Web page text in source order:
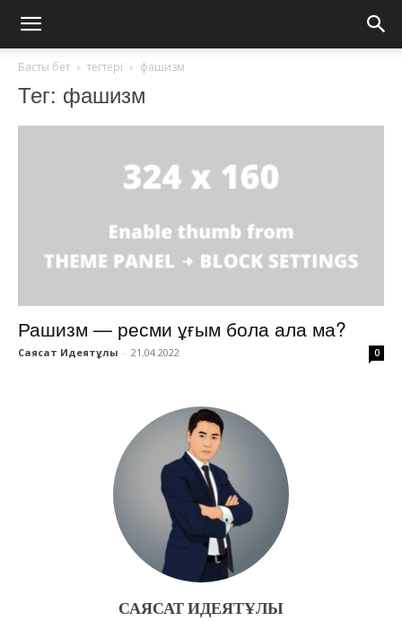
Басты бет тегтері фашизм
Тег: фашизм
Рашизм — ресми ұғым бола ала ма?
Саясат Идеятұлы - 21.04.2022 0
САЯСАТ ИДЕЯТҰЛЫ